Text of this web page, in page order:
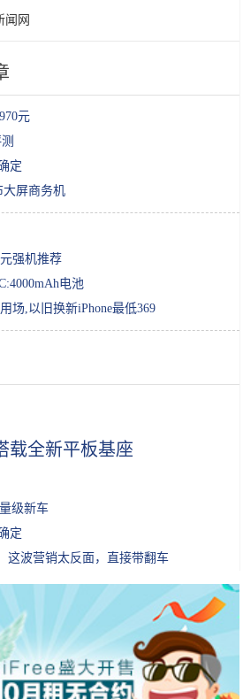
闻网
元
定
大屏商务机
强机推荐
电池
场,以旧换新iPhone最低369
会走进成都，腾讯与成都大运会达成合作
载全新平板基座
级新车
定
这波营销太反面，直接带翻车